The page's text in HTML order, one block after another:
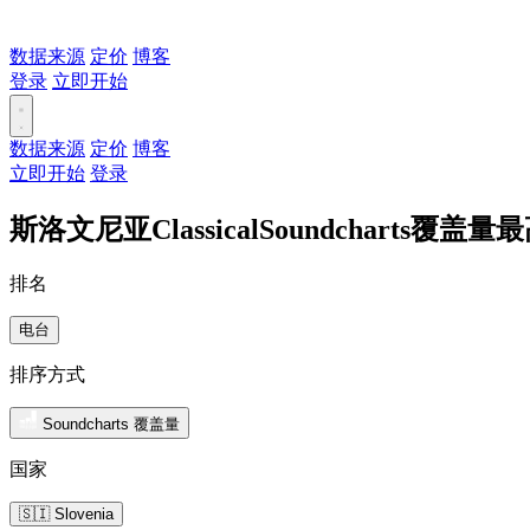
数据来源 定价 博客
登录 立即开始
数据来源 定价 博客
立即开始 登录
斯洛文尼亚ClassicalSoundcharts覆盖量
排名
电台
排序方式
Soundcharts 覆盖量
国家
🇸🇮 Slovenia